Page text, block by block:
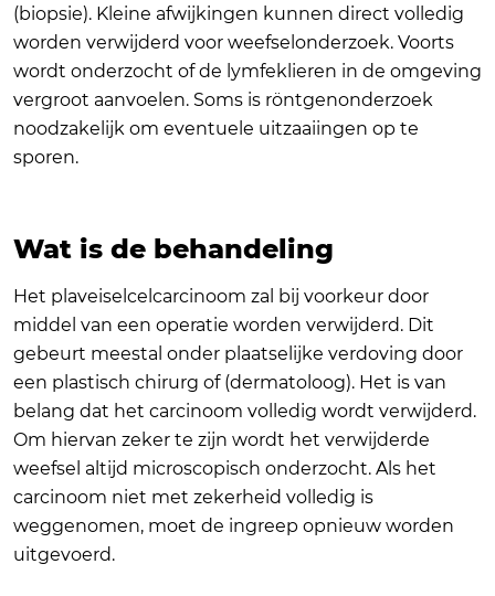
(biopsie). Kleine afwijkingen kunnen direct volledig
worden verwijderd voor weefselonderzoek. Voorts
wordt onderzocht of de lymfeklieren in de omgeving
vergroot aanvoelen. Soms is röntgenonderzoek
noodzakelijk om eventuele uitzaaiingen op te
sporen.
Wat is de behandeling
Het plaveiselcelcarcinoom zal bij voorkeur door
middel van een operatie worden verwijderd. Dit
gebeurt meestal onder plaatselijke verdoving door
een plastisch chirurg of (dermatoloog). Het is van
belang dat het carcinoom volledig wordt verwijderd.
Om hiervan zeker te zijn wordt het verwijderde
weefsel altijd microscopisch onderzocht. Als het
carcinoom niet met zekerheid volledig is
weggenomen, moet de ingreep opnieuw worden
uitgevoerd.